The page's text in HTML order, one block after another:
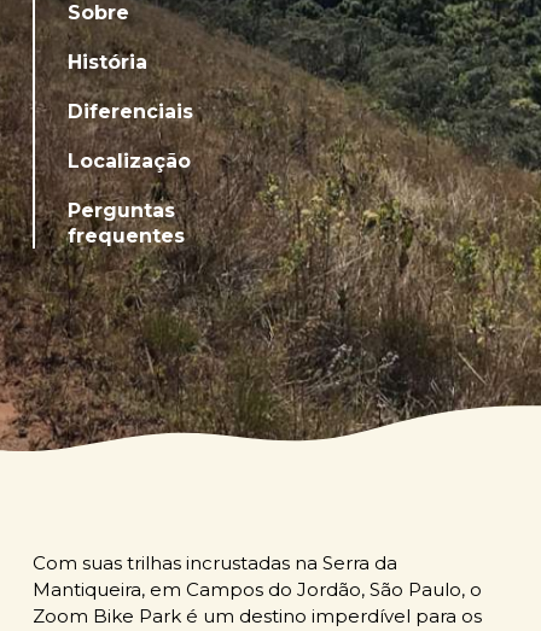
Sobre
História
Diferenciais
Localização
Perguntas
frequentes
Com suas trilhas incrustadas na Serra da
Mantiqueira, em Campos do Jordão, São Paulo, o
Zoom Bike Park é um destino imperdível para os